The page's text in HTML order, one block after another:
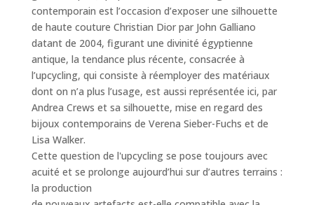
contemporain est l’occasion d’exposer une silhouette
de haute couture Christian Dior par John Galliano
datant de 2004, figurant une divinité égyptienne
antique, la tendance plus récente, consacrée à
l’upcycling, qui consiste à réemployer des matériaux
dont on n’a plus l’usage, est aussi représentée ici, par
Andrea Crews et sa silhouette, mise en regard des
bijoux contemporains de Verena Sieber-Fuchs et de
Lisa Walker.
Cette question de l'upcycling se pose toujours avec
acuité et se prolonge aujourd’hui sur d’autres terrains :
la production